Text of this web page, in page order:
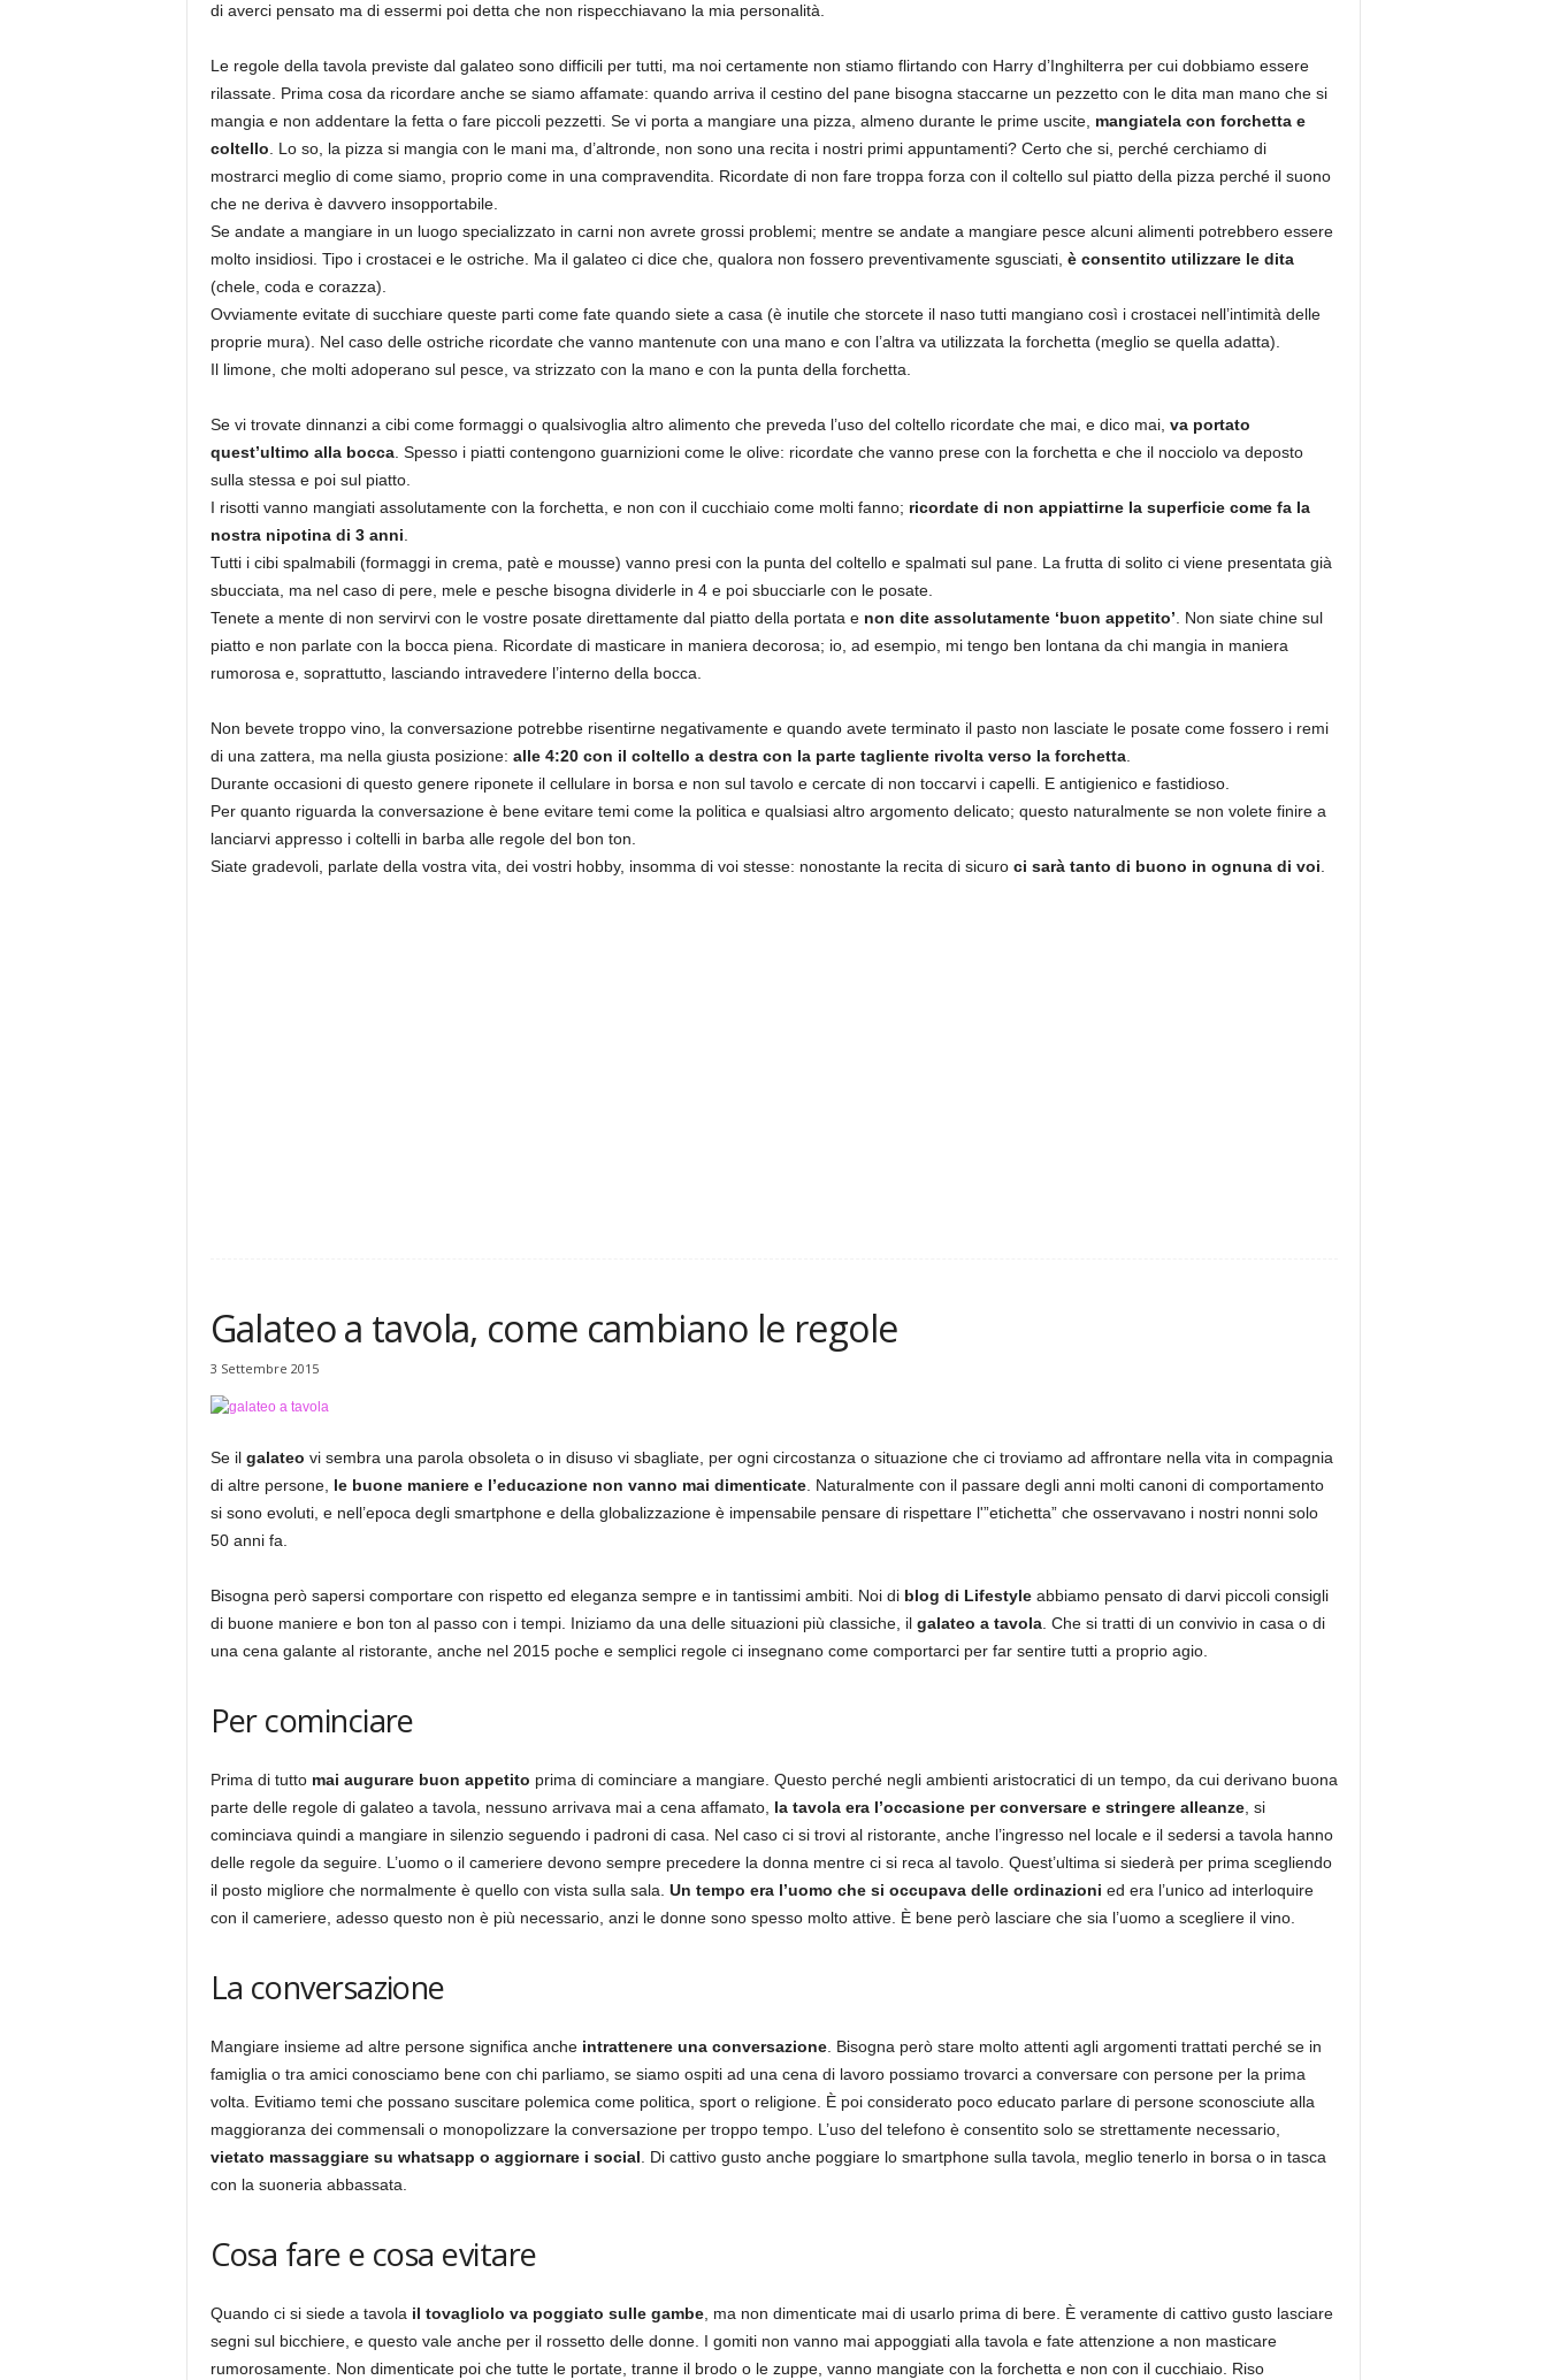
di averci pensato ma di essermi poi detta che non rispecchiavano la mia personalità.
Le regole della tavola previste dal galateo sono difficili per tutti, ma noi certamente non stiamo flirtando con Harry d’Inghilterra per cui dobbiamo essere
rilassate. Prima cosa da ricordare anche se siamo affamate: quando arriva il cestino del pane bisogna staccarne un pezzetto con le dita man mano che si
mangia e non addentare la fetta o fare piccoli pezzetti. Se vi porta a mangiare una pizza, almeno durante le prime uscite, mangiatela con forchetta e
coltello . Lo so, la pizza si mangia con le mani ma, d’altronde, non sono una recita i nostri primi appuntamenti? Certo che si, perché cerchiamo di
mostrarci meglio di come siamo, proprio come in una compravendita. Ricordate di non fare troppa forza con il coltello sul piatto della pizza perché il suono
che ne deriva è davvero insopportabile.
Se andate a mangiare in un luogo specializzato in carni non avrete grossi problemi; mentre se andate a mangiare pesce alcuni alimenti potrebbero essere
molto insidiosi. Tipo i crostacei e le ostriche. Ma il galateo ci dice che, qualora non fossero preventivamente sgusciati, è consentito utilizzare le dita
(chele, coda e corazza).
Ovviamente evitate di succhiare queste parti come fate quando siete a casa (è inutile che storcete il naso tutti mangiano così i crostacei nell’intimità delle
proprie mura). Nel caso delle ostriche ricordate che vanno mantenute con una mano e con l’altra va utilizzata la forchetta (meglio se quella adatta).
Il limone, che molti adoperano sul pesce, va strizzato con la mano e con la punta della forchetta.
Se vi trovate dinnanzi a cibi come formaggi o qualsivoglia altro alimento che preveda l’uso del coltello ricordate che mai, e dico mai, va portato
quest’ultimo alla bocca. Spesso i piatti contengono guarnizioni come le olive: ricordate che vanno prese con la forchetta e che il nocciolo va deposto
sulla stessa e poi sul piatto.
I risotti vanno mangiati assolutamente con la forchetta, e non con il cucchiaio come molti fanno; ricordate di non appiattirne la superficie come fa la
nostra nipotina di 3 anni
Tutti i cibi spalmabili (formaggi in crema, patè e mousse) vanno presi con la punta del coltello e spalmati sul pane. La frutta di solito ci viene presentata già
sbucciata, ma nel caso di pere, mele e pesche bisogna dividerle in 4 e poi sbucciarle con le posate.
Tenete a mente di non servirvi con le vostre posate direttamente dal piatto della portata e non dite assolutamente ‘buon appetito’ . Non siate chine sul
piatto e non parlate con la bocca piena. Ricordate di masticare in maniera decorosa; io, ad esempio, mi tengo ben lontana da chi mangia in maniera
rumorosa e, soprattutto, lasciando intravedere l’interno della bocca.
Non bevete troppo vino, la conversazione potrebbe risentirne negativamente e quando avete terminato il pasto non lasciate le posate come fossero i remi
di una zattera, ma nella giusta posizione: alle 4:20 con il coltello a destra con la parte tagliente rivolta verso la forchetta.
Durante occasioni di questo genere riponete il cellulare in borsa e non sul tavolo e cercate di non toccarvi i capelli. E antigienico e fastidioso.
Per quanto riguarda la conversazione è bene evitare temi come la politica e qualsiasi altro argomento delicato; questo naturalmente se non volete finire a
lanciarvi appresso i coltelli in barba alle regole del bon ton.
Siate gradevoli, parlate della vostra vita, dei vostri hobby, insomma di voi stesse: nonostante la recita di sicuroci sarà tanto di buono in ognuna di voi
Galateo a tavola, come cambiano le regole
3 Settembre 2015
Se il galateo vi sembra una parola obsoleta o in disuso vi sbagliate, per ogni circostanza o situazione che ci troviamo ad affrontare nella vita in compagnia
di altre persone, le buone maniere e l’educazione non vanno mai dimenticate. Naturalmente con il passare degli anni molti canoni di comportamento
si sono evoluti, e nell’epoca degli smartphone e della globalizzazione è impensabile pensare di rispettare l'”etichetta” che osservavano i nostri nonni solo
50 anni fa.
Bisogna però sapersi comportare con rispetto ed eleganza sempre e in tantissimi ambiti. Noi di blog di Lifestyleabbiamo pensato di darvi piccoli consigli
di buone maniere e bon ton al passo con i tempi. Iniziamo da una delle situazioni più classiche, il galateo a tavola. Che si tratti di un convivio in casa o di
una cena galante al ristorante, anche nel 2015 poche e semplici regole ci insegnano come comportarci per far sentire tutti a proprio agio.
Per cominciare
Prima di tutto mai augurare buon appetito prima di cominciare a mangiare. Questo perché negli ambienti aristocratici di un tempo, da cui derivano buona
parte delle regole di galateo a tavola, nessuno arrivava mai a cena affamato, la tavola era l’occasione per conversare e stringere alleanze, si
cominciava quindi a mangiare in silenzio seguendo i padroni di casa. Nel caso ci si trovi al ristorante, anche l’ingresso nel locale e il sedersi a tavola hanno
delle regole da seguire. L’uomo o il cameriere devono sempre precedere la donna mentre ci si reca al tavolo. Quest’ultima si siederà per prima scegliendo
il posto migliore che normalmente è quello con vista sulla sala. Un tempo era l’uomo che si occupava delle ordinazioni ed era l’unico ad interloquire
con il cameriere, adesso questo non è più necessario, anzi le donne sono spesso molto attive. È bene però lasciare che sia l’uomo a scegliere il vino.
La conversazione
Mangiare insieme ad altre persone significa anche intrattenere una conversazione. Bisogna però stare molto attenti agli argomenti trattati perché se in
famiglia o tra amici conosciamo bene con chi parliamo, se siamo ospiti ad una cena di lavoro possiamo trovarci a conversare con persone per la prima
volta. Evitiamo temi che possano suscitare polemica come politica, sport o religione. È poi considerato poco educato parlare di persone sconosciute alla
maggioranza dei commensali o monopolizzare la conversazione per troppo tempo. L’uso del telefono è consentito solo se strettamente necessario,
vietato massaggiare su whatsapp o aggiornare i social . Di cattivo gusto anche poggiare lo smartphone sulla tavola, meglio tenerlo in borsa o in tasca
con la suoneria abbassata.
Cosa fare e cosa evitare
Quando ci si siede a tavola il tovagliolo va poggiato sulle gambe, ma non dimenticate mai di usarlo prima di bere. È veramente di cattivo gusto lasciare
segni sul bicchiere, e questo vale anche per il rossetto delle donne. I gomiti non vanno mai appoggiati alla tavola e fate attenzione a non masticare
rumorosamente. Non dimenticate poi che tutte le portate, tranne il brodo o le zuppe, vanno mangiate con la forchetta e non con il cucchiaio. Riso